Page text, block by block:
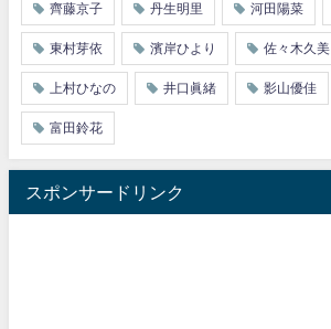
齊藤京子 丹生明里 河田陽菜
東村芽依 濱岸ひより 佐々木久美
上村ひなの 井口眞緒 影山優佳
富田鈴花
スポンサードリンク